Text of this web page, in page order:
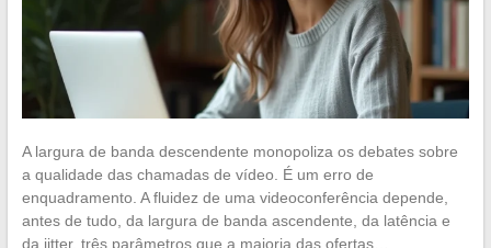
A largura de banda descendente monopoliza os debates sobre
a qualidade das chamadas de vídeo. É um erro de
enquadramento. A fluidez de uma videoconferência depende,
antes de tudo, da largura de banda ascendente, da latência e
da jitter, três parâmetros que a maioria das ofertas…